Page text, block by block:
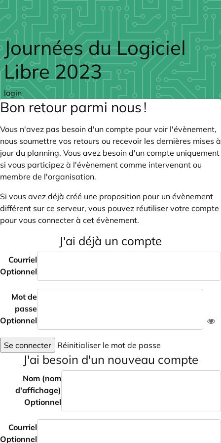
Skip to main content
Journées du Logiciel
Libre 2023
login
Bon retour parmi nous !
Vous n'avez pas besoin d'un compte pour voir l'évènement,
nous soumettre vos retours ou recevoir les dernières mises à
jour du planning. Vous avez besoin d'un compte uniquement
si vous participez à l'évènement comme intervenant ou
membre de l'organisation.
Si vous avez déjà créé une proposition pour un évènement
différent sur ce serveur, vous pouvez réutiliser votre compte
pour vous connecter à cet évènement.
J'ai déjà un compte
Courriel
Optionnel
Mot de
passe
Optionnel
Se connecter Réinitialiser le mot de passe
J'ai besoin d'un nouveau compte
Nom (nom
d'affichage)
Optionnel
Courriel
Optionnel